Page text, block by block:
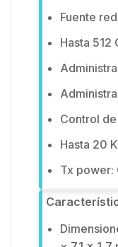
Fuente
Hasta 512
Control
Hasta 20
Tx power: